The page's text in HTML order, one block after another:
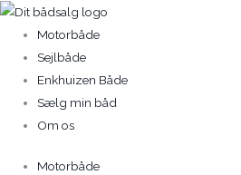
Gå
indholdet
Motorbåde
Sejlbåde
Enkhuizen Både
Sælg min båd
Om os
Motorbåde